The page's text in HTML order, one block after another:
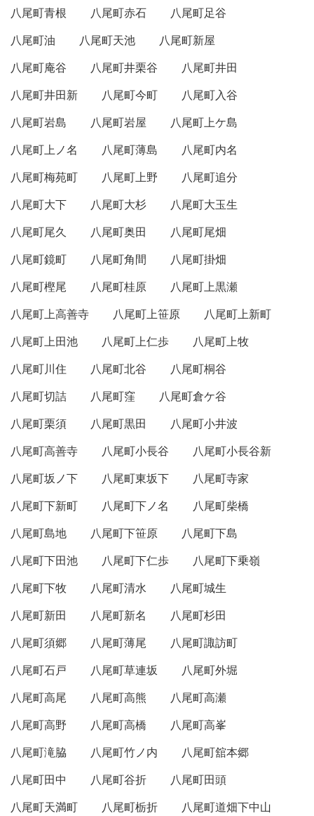
八尾町青根 八尾町赤石
八尾町足谷
八尾町油
八尾町天池
八尾町新屋
八尾町庵谷
八尾町井栗谷
八尾町井田
八尾町井田新
八尾町今町
八尾町入谷
八尾町岩島
八尾町岩屋
八尾町上ケ島
八尾町上ノ名
八尾町薄島
八尾町内名
八尾町梅苑町
八尾町上野
八尾町追分
八尾町大下
八尾町大杉
八尾町大玉生
八尾町尾久
八尾町奥田
八尾町尾畑
八尾町鏡町
八尾町角間
八尾町掛畑
八尾町樫尾
八尾町桂原
八尾町上黒瀬
八尾町上高善寺
八尾町上笹原
八尾町上新町
八尾町上田池
八尾町上仁歩
八尾町上牧
八尾町川住
八尾町北谷
八尾町桐谷
八尾町切詰
八尾町窪
八尾町倉ケ谷
八尾町栗須
八尾町黒田
八尾町小井波
八尾町高善寺
八尾町小長谷
八尾町小長谷新
八尾町坂ノ下
八尾町東坂下
八尾町寺家
八尾町下新町
八尾町下ノ名
八尾町柴橋
八尾町島地
八尾町下笹原
八尾町下島
八尾町下田池
八尾町下仁歩
八尾町下乗嶺
八尾町下牧
八尾町清水
八尾町城生
八尾町新田
八尾町新名
八尾町杉田
八尾町須郷
八尾町薄尾
八尾町諏訪町
八尾町石戸
八尾町草連坂
八尾町外堀
八尾町高尾
八尾町高熊
八尾町高瀬
八尾町高野
八尾町高橋
八尾町高峯
八尾町滝脇
八尾町竹ノ内
八尾町舘本郷
八尾町田中
八尾町谷折
八尾町田頭
八尾町天満町
八尾町栃折
八尾町道畑下中山